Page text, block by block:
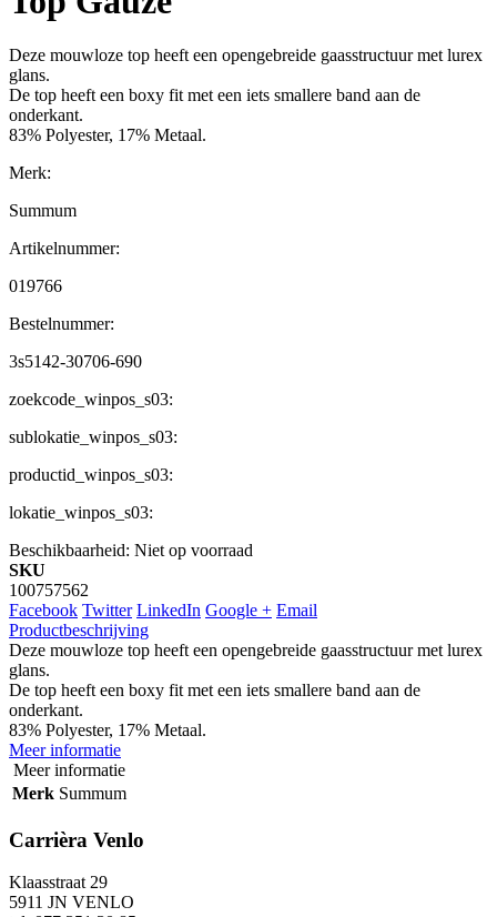
Deze mouwloze top heeft een opengebreide gaasstructuur met lurex
glans.
De top heeft een boxy fit met een iets smallere band aan de
onderkant.
83% Polyester, 17% Metaal.
Merk:
Summum
Artikelnummer:
019766
Bestelnummer:
3s5142-30706-690
zoekcode_winpos_s03:
sublokatie_winpos_s03:
productid_winpos_s03:
lokatie_winpos_s03:
Beschikbaarheid: Niet op voorraad
SKU
100757562
Facebook Twitter LinkedIn Google + Email
Productbeschrijving
Deze mouwloze top heeft een opengebreide gaasstructuur met lurex
glans.
De top heeft een boxy fit met een iets smallere band aan de
onderkant.
83% Polyester, 17% Metaal.
Meer informatie
Meer informatie
Merk Summum
Carrièra Venlo
Klaasstraat 29
5911 JN VENLO